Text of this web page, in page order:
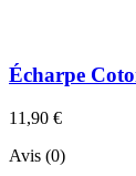
Écharpe
11,90 €
Avis (0)